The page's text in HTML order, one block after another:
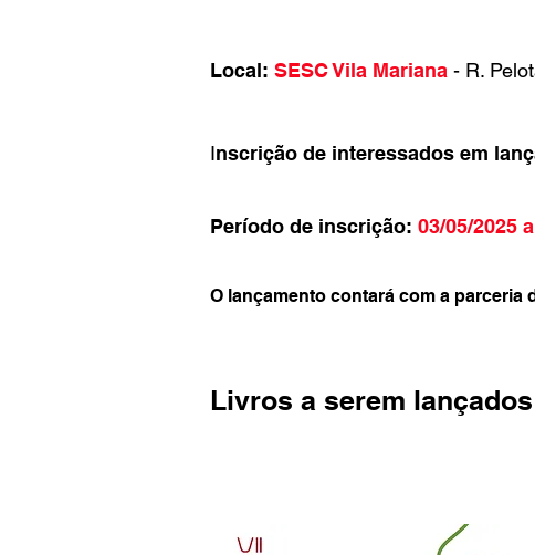
Local: SESC Vila Mariana - R.
Inscrição de interessados em
Período de inscrição: 03/05/2025
O lançamento contará com a
Livros a serem lançados